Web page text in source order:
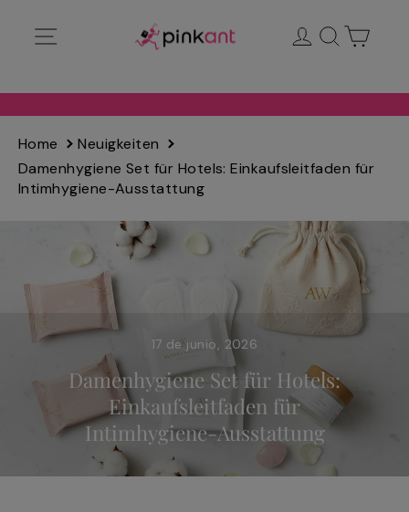
directamente
Ingresar
Buscar
Home
Neuigkeiten
Damenhygiene Set für Hotels: Einkaufsleitfaden für
Intimhygiene-Ausstattung
17 de junio, 2026
Damenhygiene Set für Hotels:
Einkaufsleitfaden für
Intimhygiene-Ausstattung